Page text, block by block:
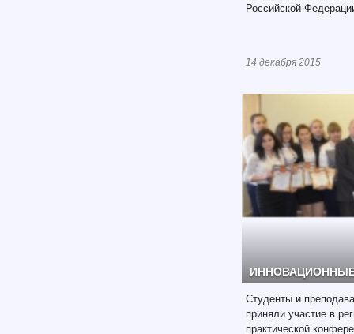
Российской
14 декабря 2015
Студенты и
приняли участие в
практической